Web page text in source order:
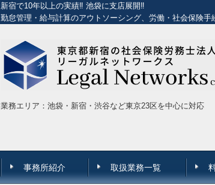
新宿で10年以上の実績‼ 池袋に支店展開‼
勤怠管理・給与計算のアウトソーシング、労働・社会保険
業務エリア：池袋・新宿・渋谷など東京23区を中心に対応
事務所紹介 取扱業務一覧